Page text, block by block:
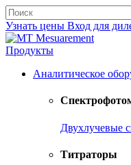
Узнать цены Вход для
Продукты
Аналитическое
Двухлучевые
Титраторы